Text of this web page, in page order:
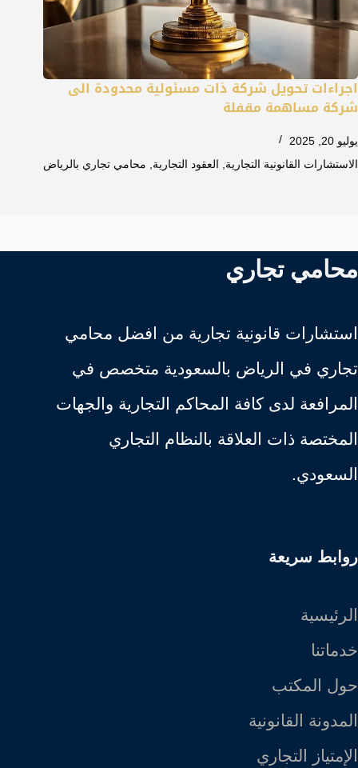
اجراءات تحويل شركة ذات مسئولية محدودة الى
شركة مساهمة مقفلة
يوليو 20, 2025
الاستشارات القانونية التجارية
العقود التجارية محامي تجاري بالرياض
محامي تجاري
استشارات قانونية تجارية من افضل محامي
تجاري في الرياض بالسعودية متخصص في
المرافعة لدى كافة المحاكم التجارية والجهات
المختصة ذات العلاقة بالنظام التجاري
السعودي.
روابط سريعة
الرئيسية
خدماتنا
حول المكتب
المدونة القانونية
الإمتياز التجاري